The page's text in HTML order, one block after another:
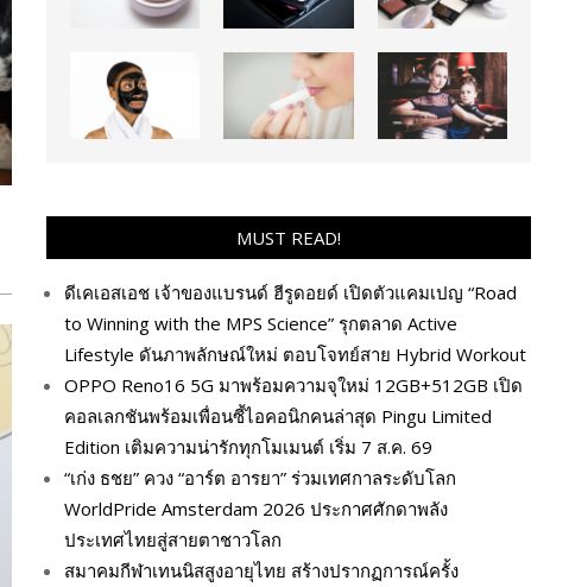
MUST READ!
ดีเคเอสเอช เจ้าของแบรนด์ ฮีรูดอยด์ เปิดตัวแคมเปญ “Road
to Winning with the MPS Science” รุกตลาด Active
Lifestyle ดันภาพลักษณ์ใหม่ ตอบโจทย์สาย Hybrid Workout
OPPO Reno16 5G มาพร้อมความจุใหม่ 12GB+512GB เปิด
คอลเลกชันพร้อมเพื่อนซี้ไอคอนิกคนล่าสุด Pingu Limited
Edition เติมความน่ารักทุกโมเมนต์ เริ่ม 7 ส.ค. 69
“เก่ง ธชย” ควง “อาร์ต อารยา” ร่วมเทศกาลระดับโลก
WorldPride Amsterdam 2026 ประกาศศักดาพลัง
ประเทศไทยสู่สายตาชาวโลก
สมาคมกีฬาเทนนิสสูงอายุไทย สร้างปรากฏการณ์ครั้ง